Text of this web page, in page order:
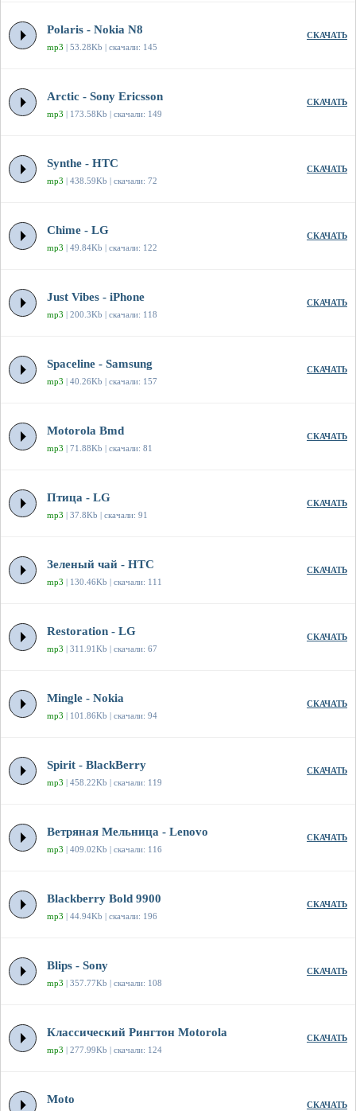
Polaris - Nokia N8
mp3 | 53.28Kb | скачали: 145
СКАЧАТЬ
Arctic - Sony Ericsson
mp3 | 173.58Kb | скачали: 149
СКАЧАТЬ
Synthe - HTC
mp3 | 438.59Kb | скачали: 72
СКАЧАТЬ
Chime - LG
mp3 | 49.84Kb | скачали: 122
СКАЧАТЬ
Just Vibes - iPhone
mp3 | 200.3Kb | скачали: 118
СКАЧАТЬ
Spaceline - Samsung
mp3 | 40.26Kb | скачали: 157
СКАЧАТЬ
Motorola Bmd
mp3 | 71.88Kb | скачали: 81
СКАЧАТЬ
Птица - LG
mp3 | 37.8Kb | скачали: 91
СКАЧАТЬ
Зеленый чай - HTC
mp3 | 130.46Kb | скачали: 111
СКАЧАТЬ
Restoration - LG
mp3 | 311.91Kb | скачали: 67
СКАЧАТЬ
Mingle - Nokia
mp3 | 101.86Kb | скачали: 94
СКАЧАТЬ
Spirit - BlackBerry
mp3 | 458.22Kb | скачали: 119
СКАЧАТЬ
Ветряная Мельница - Lenovo
mp3 | 409.02Kb | скачали: 116
СКАЧАТЬ
Blackberry Bold 9900
mp3 | 44.94Kb | скачали: 196
СКАЧАТЬ
Blips - Sony
mp3 | 357.77Kb | скачали: 108
СКАЧАТЬ
Классический Рингтон Motorola
mp3 | 277.99Kb | скачали: 124
СКАЧАТЬ
Moto СКАЧАТЬ